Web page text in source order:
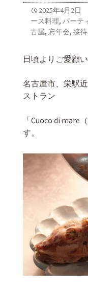
2025年4月2日
ース料理, パーテ
古屋, 忘年会, 接待
日頃よりご愛顧
名古屋市、栄駅
ストラン
「Cuoco di
す。